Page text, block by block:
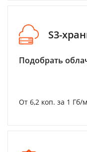
S3-
Подобрать
От 6,2 коп. за 1 Гб/